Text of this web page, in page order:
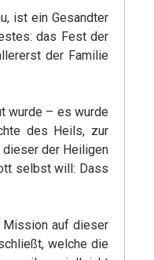
ist ein Gesandter
das Fest der
der Familie
wurde – es wurde
des Heils, zur
dieser der Heiligen
selbst will: Dass
Mission auf dieser
welche die